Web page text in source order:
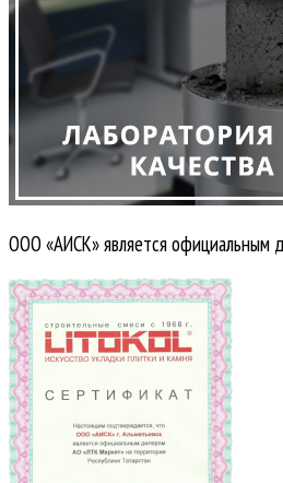
ООО «АИСК» является официальным